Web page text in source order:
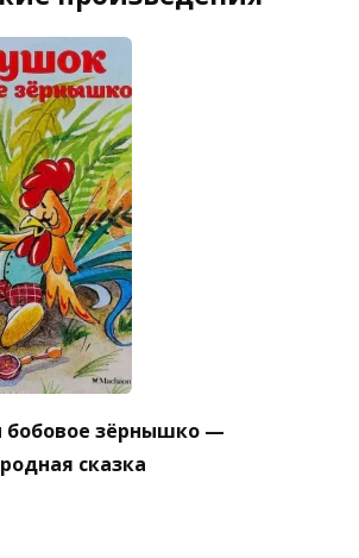
бобовое зёрнышко —
сказка